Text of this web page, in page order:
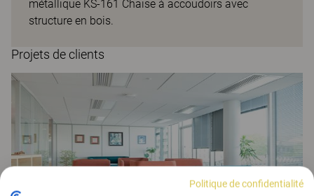
métallique KS-161 Chaise à accoudoirs avec
structure en bois.
Projets de clients
Politique de confidentialité